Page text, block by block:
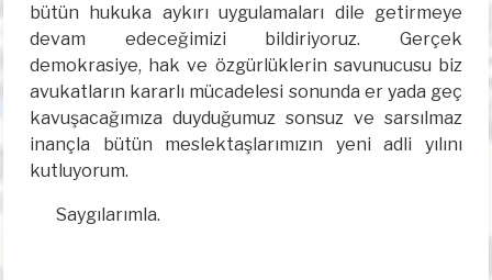
bütün hukuka aykırı uygulamaları dile getirmeye
devam edeceğimizi bildiriyoruz. Gerçek
demokrasiye, hak ve özgürlüklerin savunucusu biz
avukatların kararlı mücadelesi sonunda er yada geç
kavuşacağımıza duyduğumuz sonsuz ve sarsılmaz
inançla bütün meslektaşlarımızın yeni adli yılını
kutluyorum.
Saygılarımla.